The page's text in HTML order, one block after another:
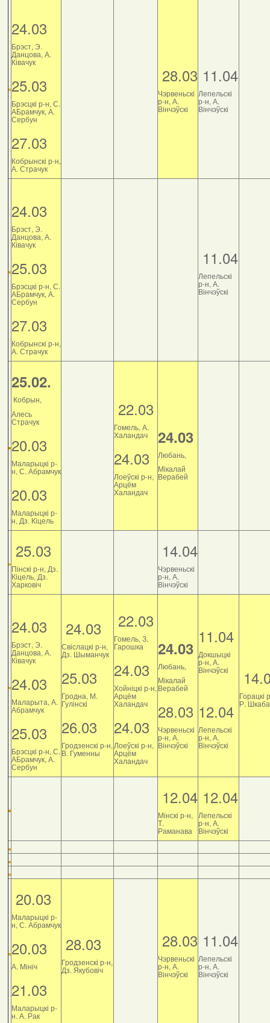
24.03
Брэст, Э.
Данцова, А.
Ківачук
25.03
Брэсцкі р-н, С.
АБрамчук, А.
Сербун
27.03
Кобрынскі р-н,
А. Страчук
28.03
Чэрвеньскі
р-н, А.
Вінчэўскі
11.04
Лепельскі
р-н, А.
Вінчэўскі
24.03
Брэст, Э.
Данцова, А.
Ківачук
25.03
Брэсцкі р-н, С.
АБрамчук, А.
Сербун
27.03
Кобрынскі р-н,
А. Страчук
11.04
Лепельскі
р-н, А.
Вінчэўскі
25.02.
Кобрын,
Алесь
Страчук
20.03
Маларыцкі р-
н, С. Абрамчук
20.03
Маларыцкі р-
н, Дз. Кіцель
22.03
Гомель, А.
Халандач
24.03
Лоеўскі р-н,
Арцём
Халандач
24.03
Любань,
Мікалай
Верабей
25.03
Пінскі р-н, Дз.
Кіцель, Дз.
Харковіч
14.04
Чэрвеньскі
р-н, А.
Вінчэўскі
24.03
Брэст, Э.
Данцова, А.
Ківачук
24.03
Маларыта, А.
Абрамчук
25.03
Брэсцкі р-н, С.
АБрамчук, А.
Сербун
24.03
Свіслацкі р-н,
Дз. Шыманчук
25.03
Гродна, М.
Гулінскі
26.03
Гродзенскі р-н,
В. Гуменны
22.03
Гомель, З.
Гарошка
24.03
Хойніцкі р-н,
Арцём
Халандач
24.03
Лоеўскі р-н,
Арцём
Халандач
24.03
Любань,
Мікалай
Верабей
28.03
Чэрвеньскі
р-н, А.
Вінчэўскі
11.04
Докшыцкі
р-н, А.
Вінчэўскі
12.04
Лепельскі
р-н, А.
Вінчэўскі
Горацкі
Р.
12.04
Мінскі р-н,
Т.
Раманава
12.04
Лепельскі
р-н, А.
Вінчэўскі
20.03
Маларыцкі р-
н, С. Абрамчук
20.03
А. Мініч
21.03
Маларыцкі р-
н. А. Рак
28.03
Гродзенскі р-н,
Дз. Якубовіч
28.03
Чэрвеньскі
р-н, А.
Вінчэўскі
11.04
Лепельскі
р-н, А.
Вінчэўскі